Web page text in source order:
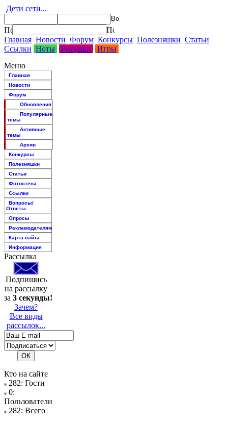
Дети сети...
Главная Новости Форум Конкурсы Полезняшки Статьи
Ссылки Ноты Рисунки
Игры
Меню
Главная
Новости
Форум
Обновления
Популярные
темы
Активные
темы
Архив
Конкурсы
Полезняшки
Статьи
Фотостена
Ссылки
Вопросы/
Ответы
Опросы
Рекламодателям
Карта сайта
Информация
Рассылка
Подпишись
на рассылку
за 3 секунды!
Зачем?
Все виды
рассылок...
Кто на сайте
282: Гости
0:
Пользователи
282: Всего